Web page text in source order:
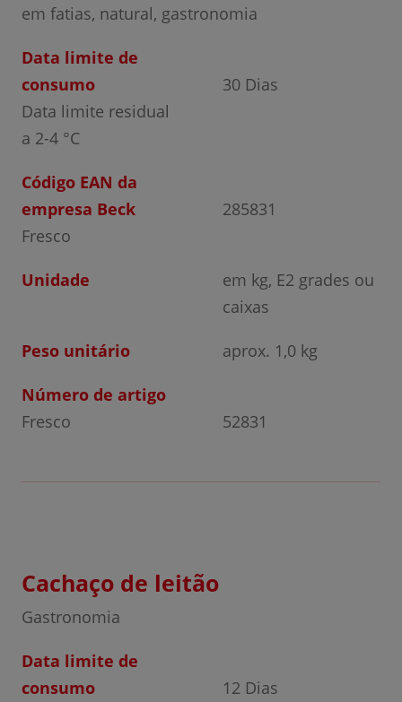
em fatias, natural, gastronomia
Data limite de
consumo
Data limite residual
a 2-4 °C
30 Dias
Código EAN da
empresa Beck
Fresco
285831
Unidade
em kg, E2 grades ou
caixas
Peso unitário aprox. 1,0 kg
Número de artigo
Fresco
52831
Cachaço de leitão
Gastronomia
Data limite de
consumo
12 Dias